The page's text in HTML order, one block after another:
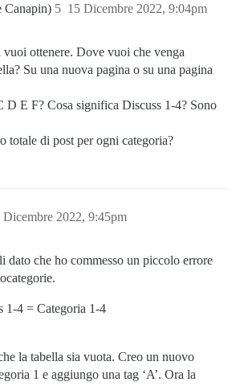
Canapin) 15 Dicembre 2022, 9:04pm
5
vuoi ottenere. Dove vuoi che venga
Su una nuova pagina o su una pagina
D E F? Cosa significa Discuss 1-4? Sono
totale di post per ogni categoria?
Dicembre 2022, 9:45pm
che ho commesso un piccolo errore
1-4 = Categoria 1-4
la tabella sia vuota. Creo un nuovo
1 e aggiungo una tag ‘A’. Ora la